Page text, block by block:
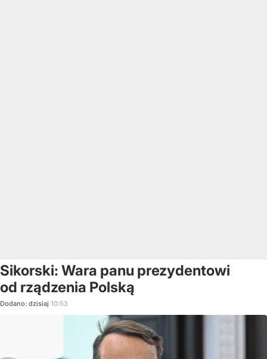
Sikorski: Wara panu prezydentowi
od rządzenia Polską
Dodano: dzisiaj 10:53